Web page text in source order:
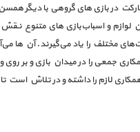
در بازی های گروهی با دیگر
و اسباب‌بازی های متنوع نـقش
مختلف را یاد‌ می‌گیرند‌. آن ها‌
جمعی را در‌ میدان‌ بازی‌ و بر
لازم را داشته و در تلاش است